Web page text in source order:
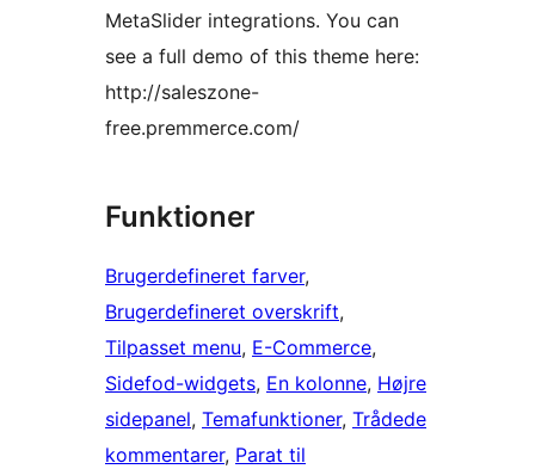
MetaSlider integrations. You can
see a full demo of this theme here:
http://saleszone-
free.premmerce.com/
Funktioner
Brugerdefineret farver
Brugerdefineret overskrift
Tilpasset menu, E-Commerce
Sidefod-widgets, En kolonne, Højre
sidepanel, Temafunktioner, Trådede
kommentarer, Parat til